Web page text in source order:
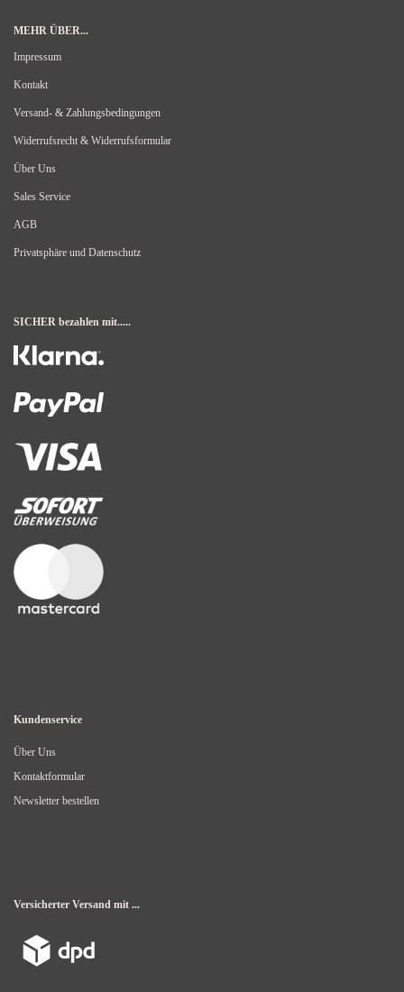
MEHR ÜBER...
Impressum
Kontakt
Versand- & Zahlungsbedingungen
Widerrufsrecht & Widerrufsformular
Über Uns
Sales Service
AGB
Privatsphäre und Datenschutz
SICHER bezahlen mit.....
Kundenservice
Über Uns
Kontaktformular
Newsletter bestellen
Versicherter Versand mit ...